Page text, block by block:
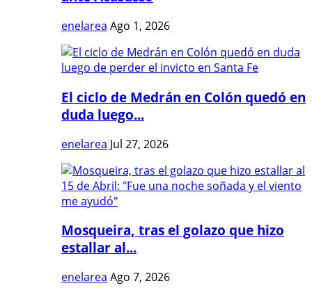
enelarea Ago 1, 2026
El ciclo de Medrán en Colón quedó en
duda luego...
enelarea Jul 27, 2026
Mosqueira, tras el golazo que hizo
estallar al...
enelarea Ago 7, 2026